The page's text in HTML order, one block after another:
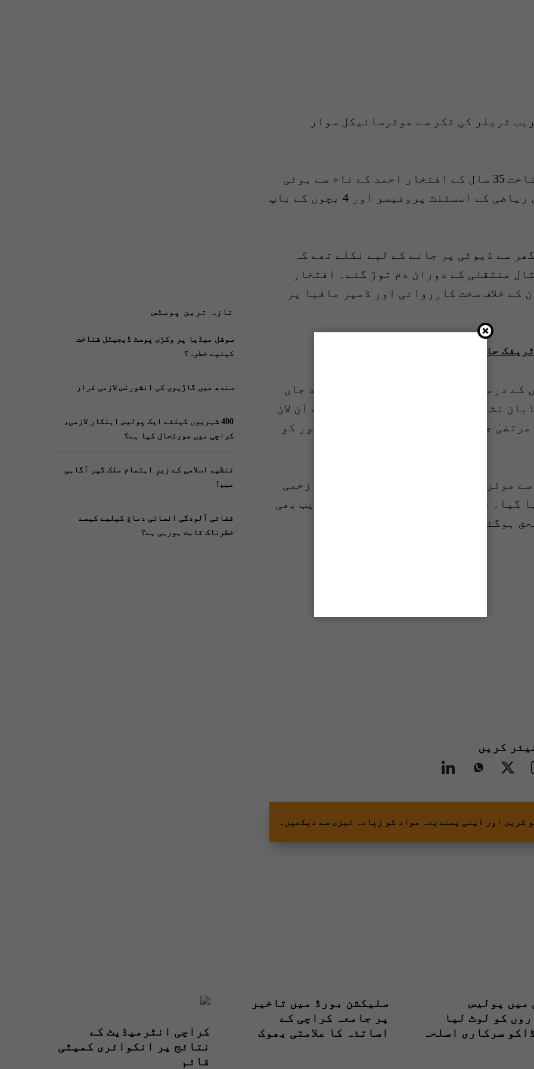
ٹریلر کی ٹکر سے موٹرسائیکل سوار
پولیس نے بتایا کہ جاں بحق شخص کی شناخت 35 سال کے افتخار احمد کے نام سے ہوئی
جو گورنمنٹ ابراہیم حیدری کالج میں ریاضی کے اسسٹنٹ پروفیسر اور 4 بچوں کے باپ
سے ڈیوٹی پر جانے کے لیے نکلے تھے کہ
منتقلی کے دوران دم توڑ گئے۔ افتخار
خلاف سخت کارروائی اور ڈمپر مافیا پر
میں 4 افراد جاں بحق
دوسری جانب کراچی میں آج چند گھنٹوں کے درمیان مختلف حادثات میں 4 افراد جاں
نشاط پر ڈبل کیبن گاڑی کی ٹکر سے آن لان
جاں بحق ہوگیا۔ گاڑی کے ڈرائیور کو
موٹر سائیکل سوارجاں بحق اور ایک زخمی
گیا۔ جام صادق پل اور کارساز کے قریب بھی
کریں
کریں اور اپنی پسندیدہ مواد کو زیادہ تیزی سے دیکھیں۔
تازہ ترین پوسٹس
سوشل میڈیا پر وکڑی پوسٹ ڈیجیٹل شناخت
کیلیے خطرہ؟
سندھ میں گاڑیوں کی انشورنس لازمی قرار
400 شہریوں کیلئے ایک پولیس اہلکار لازمی،
کراچی میں صورتحال کیا ہے؟
تنظیم اسلامی کے زیرِ اہتمام ملک گیر آگاہی
مہم!
فضائی آلودگی انسانی دماغ کیلیے کیسے
خطرناک ثابت ہورہی ہے؟
میں پولیس
کو لوٹ لیا
سرکاری اسلحہ
سلیکشن بورڈ میں تاخیر
پر جامعہ کراچی کے
اساتذہ کا علامتی بھوک
کراچی انٹرمیڈیٹ کے
نتائج پر انکوائری کمیٹی
قائم